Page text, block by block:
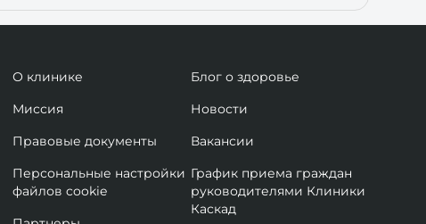
О клинике
Миссия
Правовые документы
Персональные настройки
файлов cookie
Блог о здоровье
Новости
Вакансии
График приема граждан
руководителями Клиники
Каскад